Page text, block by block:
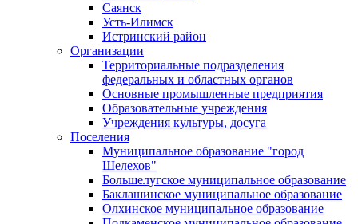
Саянск
Усть-Илимск
Истринский район
Организации
Территориальные подразделения
федеральных и областных органов
Основные промышленные предприятия
Образовательные учреждения
Учреждения культуры, досуга
Поселения
Муниципальное образование "город
Шелехов"
Большелугское муниципальное образование
Баклашинское муниципальное образование
Олхинское муниципальное образование